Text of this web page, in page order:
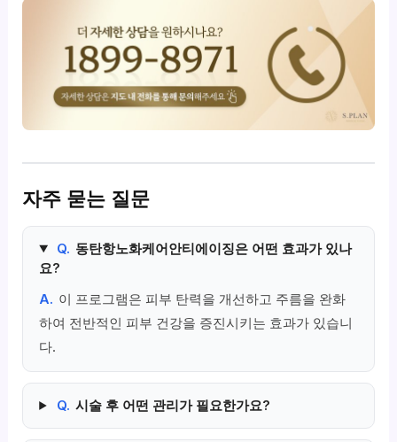
자주 묻는 질문
Q. 동탄항노화케어안티에이징은 어떤 효과가 있나
요?
A. 이 프로그램은 피부 탄력을 개선하고 주름을 완화
하여 전반적인 피부 건강을 증진시키는 효과가 있습니
다.
Q. 시술 후 어떤 관리가 필요한가요?